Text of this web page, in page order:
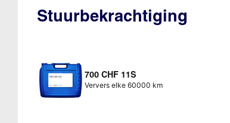
Stuurbekrachtiging
700 CHF 11S
Ververs elke 60000 km